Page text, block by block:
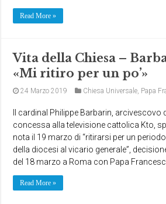
Read More »
Vita della Chiesa –
«Mi ritiro per un po’»
24 Marzo 2019 Chiesa Universale Papa
Il cardinal Philippe Barbarin, arcivescovo
concessa alla televisione cattolica Kto,
nota il 19 marzo di “ritirarsi per un
della diocesi al vicario generale”,
del 18 marzo a Roma con Papa
Read More »